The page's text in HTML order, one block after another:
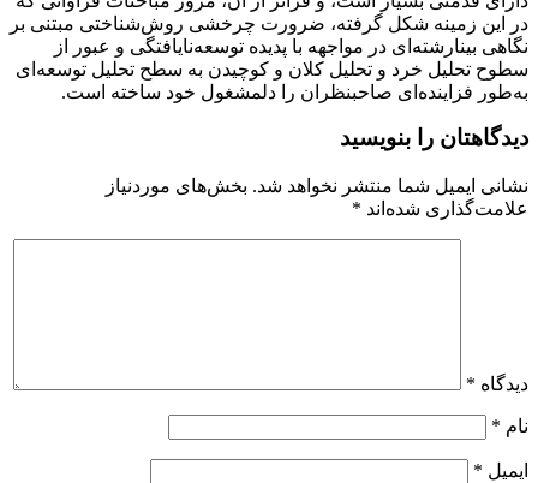
در این زمینه شکل گرفته، ضرورت چرخشی روش‌شناختی مبتنی بر
نگاهی بینارشته‌ای در مواجهه با پدیده توسعه‌نایافتگی و عبور از
سطوح تحلیل خرد و تحلیل کلان و کوچیدن به سطح تحلیل توسعه‌ای
به‌طور فزاینده‌ای صاحبنظران را دلمشغول خود ساخته است.
دیدگاهتان را بنویسید
نشانی ایمیل شما منتشر نخواهد شد. بخش‌های موردنیاز
علامت‌گذاری شده‌اند*
دیدگاه*
نام*
ایمیل *